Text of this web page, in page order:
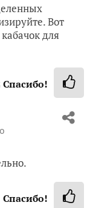
Вот
для
Спасибо!
Спасибо!